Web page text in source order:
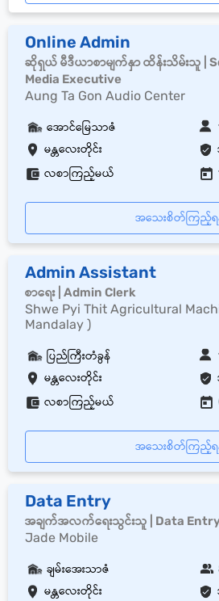
Online Admin
ဆိုရှယ် မီဒီယာစာမျက်နှာ ထိန်းသိမ်းသူ |
Media Executive
Aung Ta Gon Audio Center
မန္တလေးတိုင်း
အောင်မြေသာဇံ
လစာကြည့်မယ်
အသေးစိတ်ကြည့်ရ
Admin Assistant
စာရေး | Admin Clerk
Shwe Pyi Thit Agricultural
Mandalay )
မန္တလေးတိုင်း
ပြည်ကြီးတံခွန်
လစာကြည့်မယ်
အသေးစိတ်ကြည့်ရ
Data Entry
အချက်အလက်ရေးသွင်းသူ | Data
Jade Mobile
မန္တလေးတိုင်း
ချမ်းအေးသာဇံ